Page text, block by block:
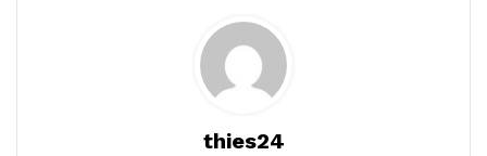
thies24